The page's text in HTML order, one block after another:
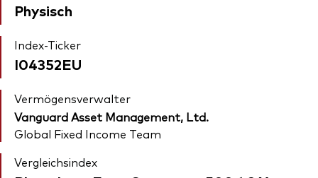
Physisch
Index-Ticker
I04352EU
Vermögensverwalter
Vanguard Asset Management, Ltd.
Global Fixed Income Team
Vergleichsindex